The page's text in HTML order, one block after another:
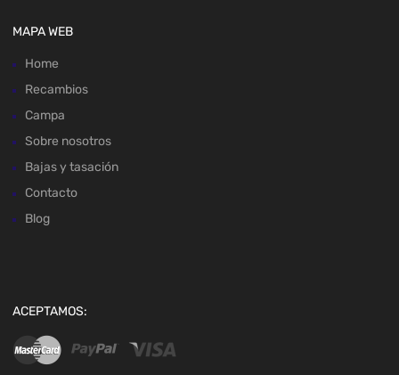
MAPA WEB
Home
Recambios
Campa
Sobre nosotros
Bajas y tasación
Contacto
Blog
ACEPTAMOS: